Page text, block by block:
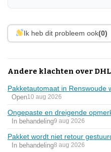
Ik heb dit probleem ook(0)
Andere klachten over DHL
Pakketautomaat in Renswoude
Open10 aug 2026
Ongepaste en dreigende
In behandeling9 aug 2026
Pakket wordt niet retour
In behandeling8 aug 2026